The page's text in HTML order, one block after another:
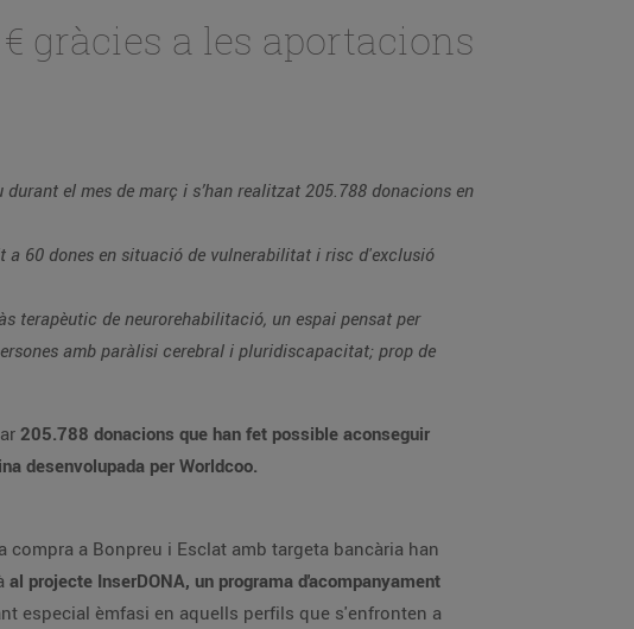
gràcies a les aportacions
el mes de març i s’han realitzat 205.788 donacions en
a 60 dones en situació de vulnerabilitat i risc d'exclusió
terapèutic de neurorehabilitació, un espai pensat per
amb paràlisi cerebral i pluridiscapacitat; prop de
205.788 donacions que han fet possible aconseguir
desenvolupada per Worldcoo.
a Bonpreu i Esclat amb targeta bancària han
al projecte InserDONA, un programa d'acompanyament
especial èmfasi en aquells perfils que s'enfronten a